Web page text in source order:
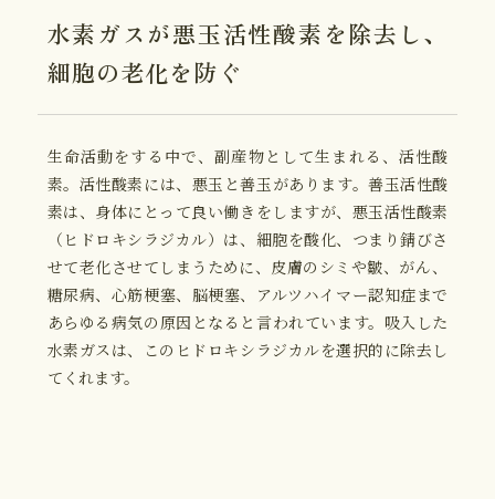
水素ガスが悪玉活性酸素を除去し、
細胞の老化を防ぐ
生命活動をする中で、副産物として生まれる、活性酸
素。活性酸素には、悪玉と善玉があります。善玉活性酸
素は、身体にとって良い働きをしますが、悪玉活性酸素
（ヒドロキシラジカル）は、細胞を酸化、つまり錆びさ
せて老化させてしまうために、皮膚のシミや皺、がん、
糖尿病、心筋梗塞、脳梗塞、アルツハイマー認知症まで
あらゆる病気の原因となると言われています。吸入した
水素ガスは、このヒドロキシラジカルを選択的に除去し
てくれます。